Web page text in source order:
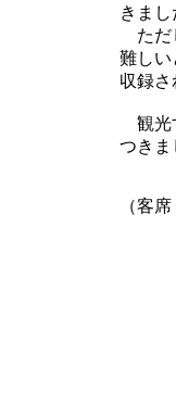
きま
ただ
難しい
収録
観光
つきま
（客